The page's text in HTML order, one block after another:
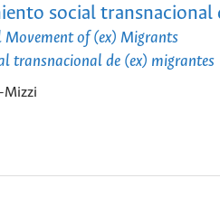
social transnacional
Movement of (ex) Migrants
transnacional de (ex) migrantes
Mizzi